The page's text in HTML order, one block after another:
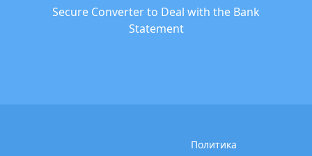
Secure Converter to Deal with the Bank
Statement
Политика